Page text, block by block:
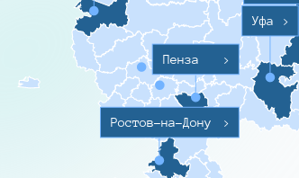
Ростов-на-Дону >
Пенза >
Уфа >